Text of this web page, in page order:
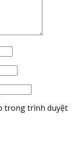
trong trình duyệt